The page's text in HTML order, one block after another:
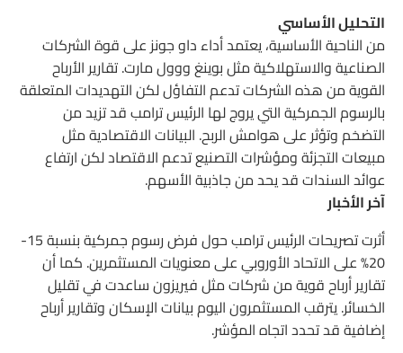
التحليل الأساسي
من الناحية الأساسية، يعتمد أداء داو جونز على قوة الشركات
الصناعية والاستهلاكية مثل بوينغ ووول مارت. تقارير الأرباح
القوية من هذه الشركات تدعم التفاؤل لكن التهديدات المتعلقة
بالرسوم الجمركية التي يروج لها الرئيس ترامب قد تزيد من
التضخم وتؤثر على هوامش الربح. البيانات الاقتصادية مثل
مبيعات التجزئة ومؤشرات التصنيع تدعم الاقتصاد لكن ارتفاع
عوائد السندات قد يحد من جاذبية الأسهم.
آخر الأخبار
أثرت تصريحات الرئيس ترامب حول فرض رسوم جمركية بنسبة 15-
20% على الاتحاد الأوروبي على معنويات المستثمرين. كما أن
تقارير أرباح قوية من شركات مثل فيريزون ساعدت في تقليل
الخسائر. يترقب المستثمرون اليوم بيانات الإسكان وتقارير أرباح
إضافية قد تحدد اتجاه المؤشر.